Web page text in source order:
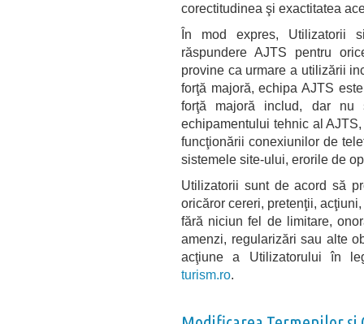
corectitudinea şi exactitatea
În mod expres, Utilizatorii
răspundere AJTS pentru
provine ca urmare a utilizării
forţă majoră, echipa AJTS
forţă majoră includ, dar nu
echipamentului tehnic al
funcţionării conexiunilor de
sistemele site-ului, erorile de
Utilizatorii sunt de acord să
oricăror cereri, pretenţii,
fără niciun fel de limitare,
amenzi, regularizări sau alte
acţiune a Utilizatorului în
turism.ro.